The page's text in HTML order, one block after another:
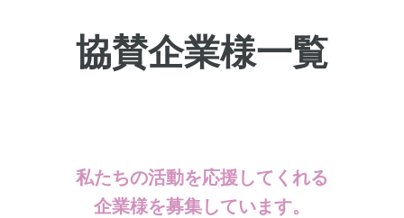
協賛企業様一覧
私たちの活動を応援してくれる
企業様を募集しています。